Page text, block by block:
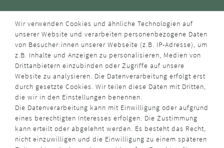
Wir verwenden Cookies und ähnliche Technologien auf
unserer Website und verarbeiten personenbezogene Daten
von Besucher:innen unserer Webseite (z.B. IP-Adresse), um
z.B. Inhalte und Anzeigen zu personalisieren, Medien von
Drittanbietern einzubinden oder Zugriffe auf unsere
Website zu analysieren. Die Datenverarbeitung erfolgt erst
durch gesetzte Cookies. Wir teilen diese Daten mit Dritten,
die wir in den Einstellungen benennen.
Die Datenverarbeitung kann mit Einwilligung oder aufgrund
eines berechtigten Interesses erfolgen. Die Zustimmung
kann erteilt oder abgelehnt werden. Es besteht das Recht,
nicht einzuwilligen und die Einwilligung zu einem späteren